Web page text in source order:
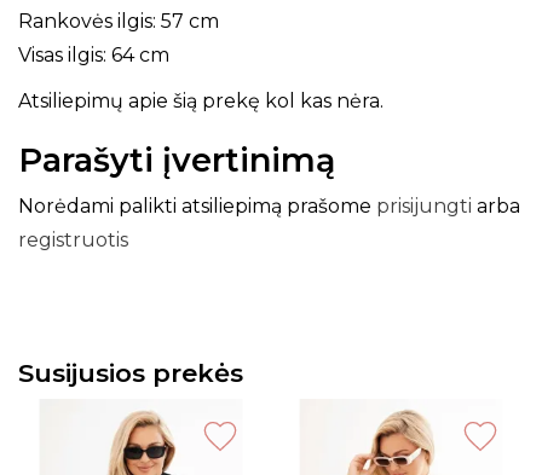
Rankovės ilgis: 57 cm
Visas ilgis: 64 cm
Atsiliepimų apie šią prekę kol kas nėra.
Parašyti įvertinimą
Norėdami palikti atsiliepimą prašome prisijungti arba
registruotis
Susijusios prekės